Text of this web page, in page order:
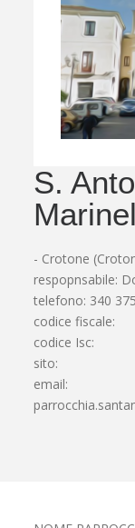
S.
- Crotone
respopnsabile:
telefono: 340
codice fiscale:
codice Isc:
sito:
email: